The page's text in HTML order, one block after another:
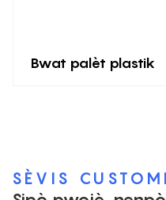
Bwat palèt plastik
SÈVIS